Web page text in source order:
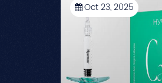
Oct 23, 2025